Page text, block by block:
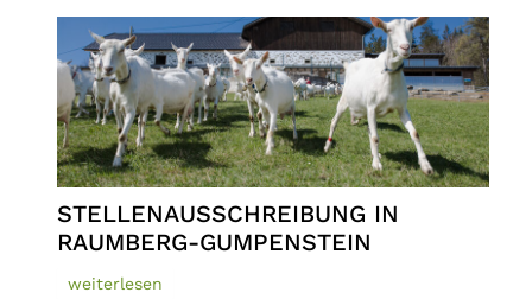
STELLENAUSSCHREIBUNG IN
RAUMBERG-GUMPENSTEIN
weiterlesen